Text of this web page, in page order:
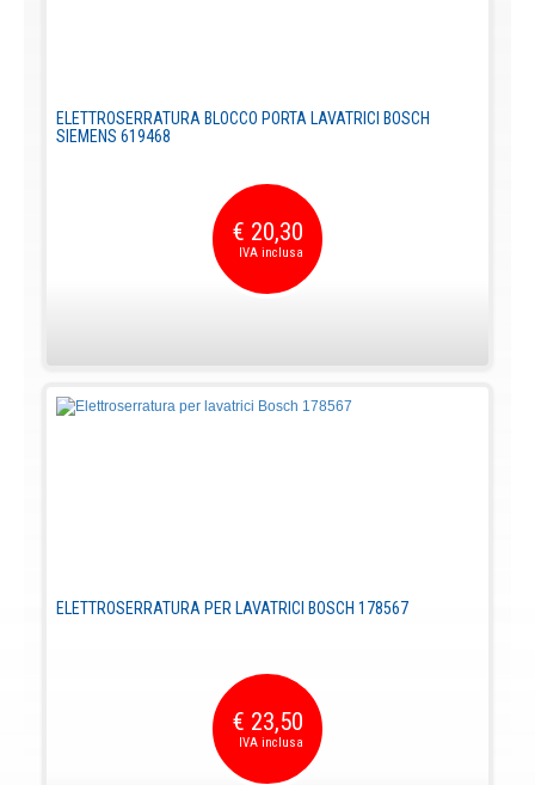
ELETTROSERRATURA BLOCCO PORTA LAVATRICI BOSCH
SIEMENS 619468
€ 20,30
ELETTROSERRATURA PER LAVATRICI BOSCH 178567
€ 23,50